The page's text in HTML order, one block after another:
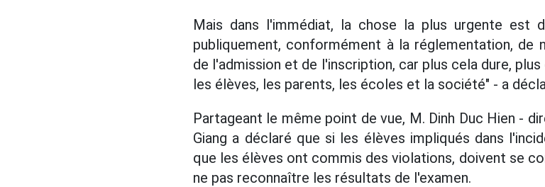
Mais dans l'immédiat, la chose la plus urgente est
publiquement, conformément à la réglementation, de
de l'admission et de l'inscription, car plus cela dure,
les élèves, les parents, les écoles et la société" - a
Partageant le même point de vue, M. Dinh Duc Hien -
Giang a déclaré que si les élèves impliqués dans
que les élèves ont commis des violations, doivent se
ne pas reconnaître les résultats de l'examen.